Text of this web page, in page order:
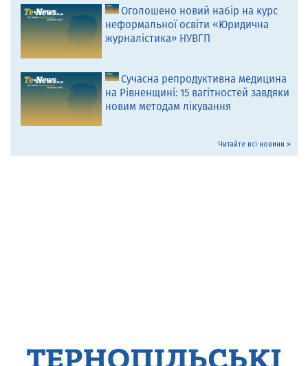
Оголошено новий набір на курс
неформальної освіти «Юридична
журналістика» НУВГП
Сучасна репродуктивна медицина
на Рівненщині: 15 вагітностей завдяки
новим методам лікування
Читайте всі новини »